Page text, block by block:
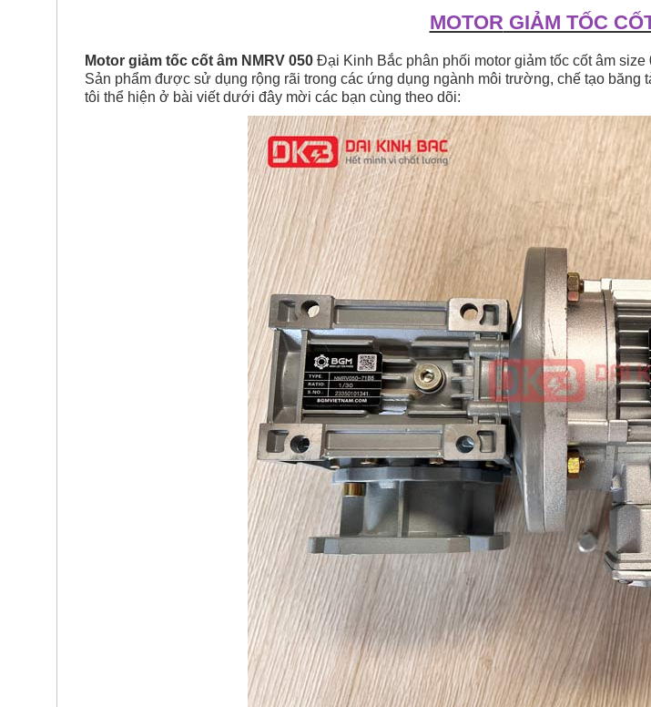
MOTOR GIẢM TỐC
Motor giảm tốc cốt âm NMRV 050 Đại Kinh Bắc phân phối motor giảm tốc cốt âm
Sản phẩm được sử dụng rộng rãi trong các ứng dụng ngành môi trường, chế tạo
tôi thể hiện ở bài viết dưới đây mời các bạn cùng theo dõi: